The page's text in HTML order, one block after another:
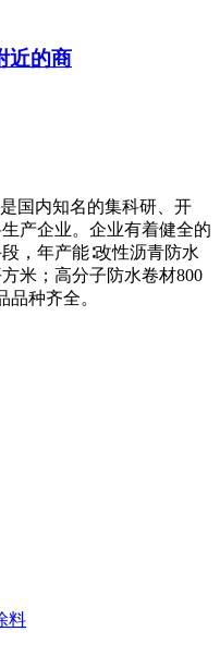
近的商
国内知名的集科研、开
产企业。企业有着健全的
，年产能∶改性沥青防水
米；高分子防水卷材800
种齐全。
料